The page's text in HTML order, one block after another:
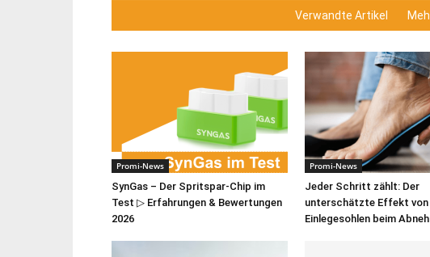
Verwandte Artikel
Promi-News
SynGas – Der Spritspar-Chip im
Test ▷ Erfahrungen & Bewertungen
2026
Promi-News
Jeder Schritt zählt: Der
unterschätzte Effekt von
Einlegesohlen beim